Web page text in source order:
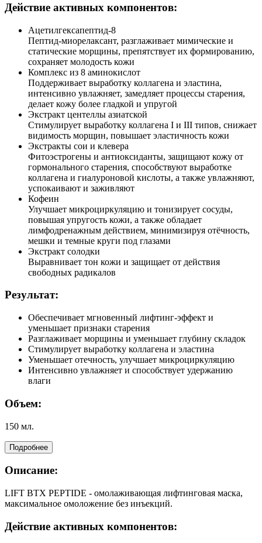
Действие активных компонентов:
Ацетилгексапептид-8
Пептид-миорелаксант, разглаживает мимические и
статические морщины, препятствует их формированию,
сохраняет молодость кожи
Комплекс из 8 аминокислот
Поддерживает выработку коллагена и эластина,
интенсивно увлажняет, замедляет процессы старения,
делает кожу более гладкой и упругой
Экстракт центеллы азиатской
Стимулирует выработку коллагена I и III типов, снижает
видимость морщин, повышает эластичность кожи
Экстракты сои и клевера
Фитоэстрогены и антиоксиданты, защищают кожу от
гормонального старения, способствуют выработке
коллагена и гиалуроновой кислоты, а также увлажняют,
успокаивают и заживляют
Кофеин
Улучшает микроциркуляцию и тонизирует сосуды,
повышая упругость кожи, а также обладает
лимфодренажным действием, минимизируя отёчность,
мешки и темные круги под глазами
Экстракт солодки
Выравнивает тон кожи и защищает от действия
свободных радикалов
Результат:
Обеспечивает мгновенный лифтинг-эффект и
уменьшает признаки старения
Разглаживает морщины и уменьшает глубину складок
Стимулирует выработку коллагена и эластина
Уменьшает отечность, улучшает микроциркуляцию
Интенсивно увлажняет и способствует удержанию
влаги
Объем:
150 мл.
Подробнее
Описание:
LIFT BTX PEPTIDE - омолаживающая лифтинговая маска,
максимальное омоложение без инъекций.
Действие активных компонентов: